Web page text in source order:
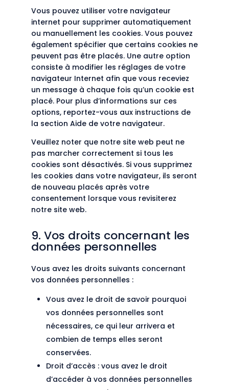
Vous pouvez utiliser votre navigateur
internet pour supprimer automatiquement
ou manuellement les cookies. Vous pouvez
également spécifier que certains cookies ne
peuvent pas être placés. Une autre option
consiste à modifier les réglages de votre
navigateur Internet afin que vous receviez
un message à chaque fois qu’un cookie est
placé. Pour plus d’informations sur ces
options, reportez-vous aux instructions de
la section Aide de votre navigateur.
Veuillez noter que notre site web peut ne
pas marcher correctement si tous les
cookies sont désactivés. Si vous supprimez
les cookies dans votre navigateur, ils seront
de nouveau placés après votre
consentement lorsque vous revisiterez
notre site web.
9. Vos droits concernant les
données personnelles
Vous avez les droits suivants concernant
vos données personnelles :
Vous avez le droit de savoir pourquoi
vos données personnelles sont
nécessaires, ce qui leur arrivera et
combien de temps elles seront
conservées.
Droit d’accès : vous avez le droit
d’accéder à vos données personnelles